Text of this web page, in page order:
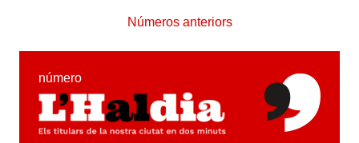
Números anteriors
número